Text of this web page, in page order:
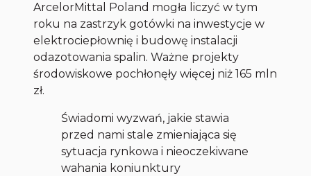
ArcelorMittal Poland mogła liczyć w tym
roku na zastrzyk gotówki na inwestycje w
elektrociepłownię i budowę instalacji
odazotowania spalin. Ważne projekty
środowiskowe pochłonęły więcej niż 165 mln
zł.
Świadomi wyzwań, jakie stawia
przed nami stale zmieniająca się
sytuacja rynkowa i nieoczekiwane
wahania koniunktury